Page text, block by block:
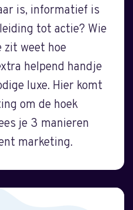
is, informatief is
tot actie? Wie
zit weet hoe
helpend handje
luxe. Hier komt
om de hoek
je 3 manieren
marketing.